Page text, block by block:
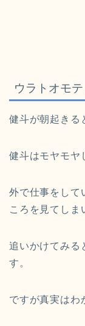
ウラトオモ
健斗が朝起きる
健斗はモヤモヤ
外で仕事をして
ころを見てしま
追いかけてみる
す。
ですが真実はわ